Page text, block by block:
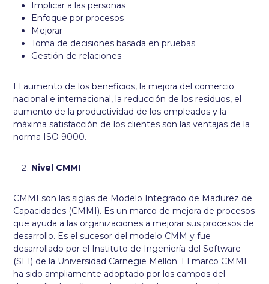
Implicar a las personas
Enfoque por procesos
Mejorar
Toma de decisiones basada en pruebas
Gestión de relaciones
El aumento de los beneficios, la mejora del comercio
nacional e internacional, la reducción de los residuos, el
aumento de la productividad de los empleados y la
máxima satisfacción de los clientes son las ventajas de la
norma ISO 9000.
Nivel CMMI
CMMI son las siglas de Modelo Integrado de Madurez de
Capacidades (CMMI). Es un marco de mejora de procesos
que ayuda a las organizaciones a mejorar sus procesos de
desarrollo. Es el sucesor del modelo CMM y fue
desarrollado por el Instituto de Ingeniería del Software
(SEI) de la Universidad Carnegie Mellon. El marco CMMI
ha sido ampliamente adoptado por los campos del